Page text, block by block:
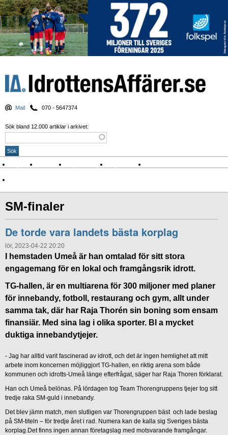
Mail 070 - 5647374
Sök bland 12.000 artiklar i arkivet:
Nyheter Krönikor Sport & spel Nyhetsbrev
SM-finaler
De torde vara landets bästa korplag
lör, 2023-04-22 20:20
I hemstaden Umeå är han omtalad för sitt stora
engagemang för en lokal och framgångsrik idrott.
TG-hallen, är en multiarena för 300 miljoner med planer
för innebandy, fotboll, restaurang och gym, allt under
samma tak, där har Raja Thorén sin boning som ensam
finansiär. Med sina lag i olika sporter. Bl a mycket
duktiga innebandytjejer.
- Jag har alltid varit fascinerad av idrott, och det är ingen hemlighet att mitt
arbete inom koncernen möjliggjort TG-hallen, en riktig arena som både
kommunen och idrotts-Umeå länge efterfrågat, säger har Raja Thoren förklarat.
Han och Umeå belönas. På lördagen tog Team Thorengruppens tjejer tog sitt
tredje raka SM-guld i innebandy.
Det blev jämn match, men slutligen var Thorengruppen bäst och lade beslag
på SM-titeln – för tredje året i rad. Numera kan de kalla sig Sveriges bästa
korplag.Det finns ingen annan företagslag med motsvarande framgångar.